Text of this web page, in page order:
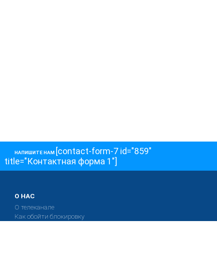
О НАС
О телеканале
Как обойти блокировку
НАПИШИТЕ НАМ [contact-form-7 id="859"
title="Контактная форма 1"]